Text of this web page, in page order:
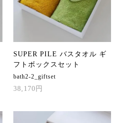
SUPER PILE バスタオル ギ
フトボックスセット
bath2-2_giftset
38,170円